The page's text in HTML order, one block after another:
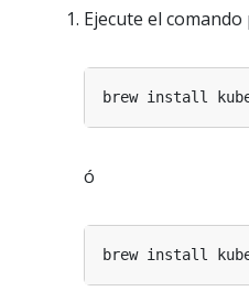
Ejecute el
ó